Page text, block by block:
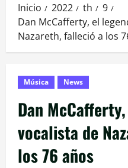
Inicio 2022 th
9
Dan McCafferty, el
Nazareth, falleció a los
Música News
Dan
vocalista de
los 76 años